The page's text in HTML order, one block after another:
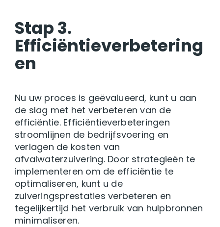
Stap 3.
Efficiëntieverbetering
en
Nu uw proces is geëvalueerd, kunt u aan
de slag met het verbeteren van de
efficiëntie. Efficiëntieverbeteringen
stroomlijnen de bedrijfsvoering en
verlagen de kosten van
afvalwaterzuivering. Door strategieën te
implementeren om de efficiëntie te
optimaliseren, kunt u de
zuiveringsprestaties verbeteren en
tegelijkertijd het verbruik van hulpbronnen
minimaliseren.